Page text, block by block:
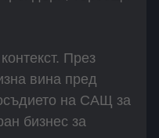
През
вина пред
на САЩ за
бизнес за